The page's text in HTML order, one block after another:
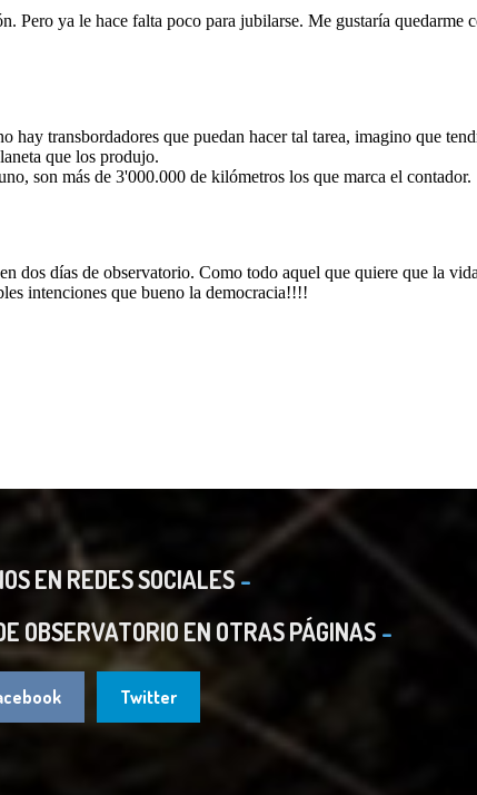
EN REDES SOCIALES
OBSERVATORIO EN OTRAS PÁGINAS
Twitter